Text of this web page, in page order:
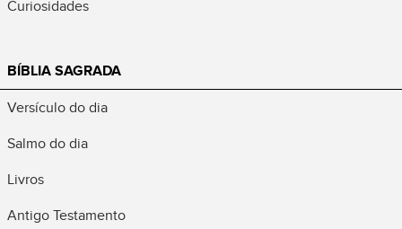
Curiosidades
BÍBLIA SAGRADA
Versículo do dia
Salmo do dia
Livros
Antigo Testamento